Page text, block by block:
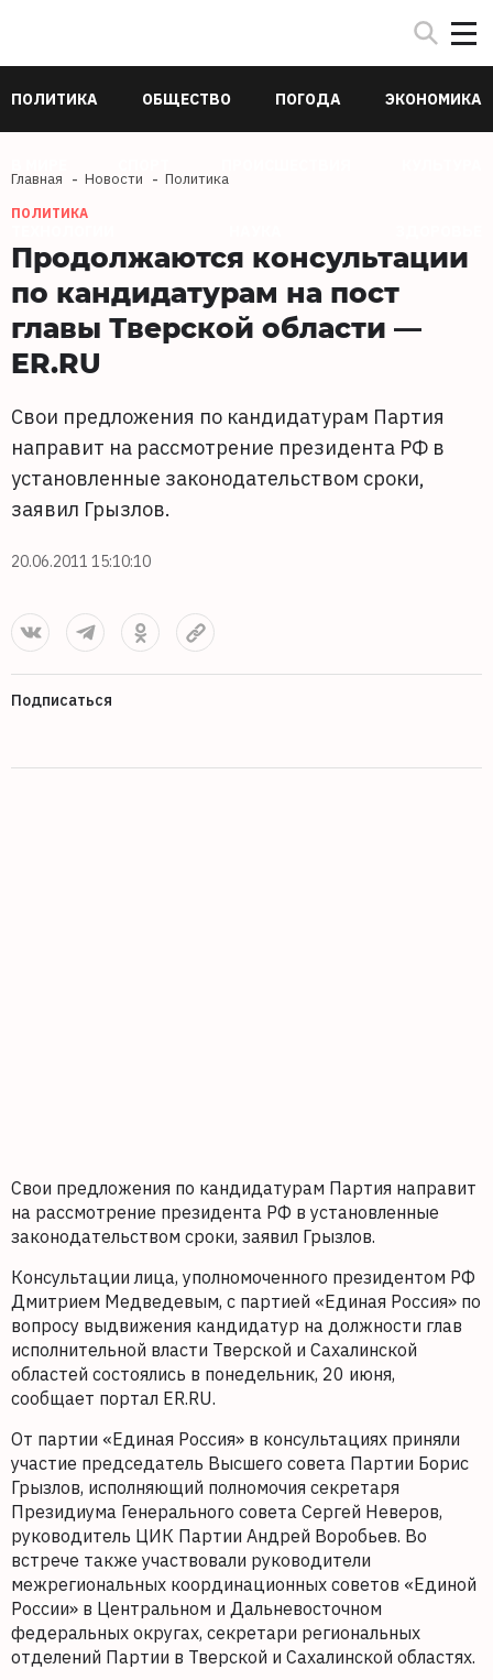
ПОЛИТИКА ОБЩЕСТВО ПОГОДА ЭКОНОМИКА
Главная Новости Политика
ПОЛИТИКА
Продолжаются консультации
по кандидатурам на пост
главы Тверской области —
ER.RU
Свои предложения по кандидатурам Партия
направит на рассмотрение президента РФ в
установленные законодательством сроки,
заявил Грызлов.
20.06.2011 15:10:10
Подписаться
Свои предложения по кандидатурам Партия направит
на рассмотрение президента РФ в установленные
законодательством сроки, заявил Грызлов.
Консультации лица, уполномоченного президентом РФ
Дмитрием Медведевым, с партией «Единая Россия» по
вопросу выдвижения кандидатур на должности глав
исполнительной власти Тверской и Сахалинской
областей состоялись в понедельник, 20 июня,
сообщает портал ER.RU.
От партии «Единая Россия» в консультациях приняли
участие председатель Высшего совета Партии Борис
Грызлов, исполняющий полномочия секретаря
Президиума Генерального совета Сергей Неверов,
руководитель ЦИК Партии Андрей Воробьев. Во
встрече также участвовали руководители
межрегиональных координационных советов «Единой
России» в Центральном и Дальневосточном
федеральных округах, секретари региональных
отделений Партии в Тверской и Сахалинской областях.